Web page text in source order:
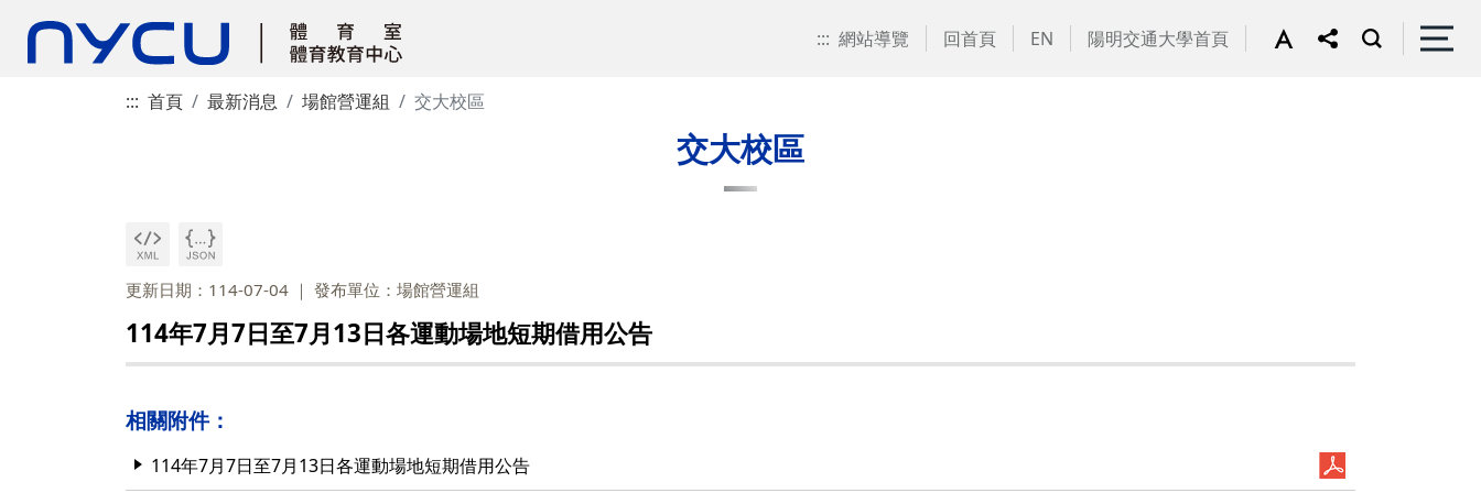
::: 網站導覽 回首頁 EN 陽明交通大學首頁
::: 首頁 最新消息 場館營運組 交大校區
交大校區
更新日期：114-07-04 發布單位：場館營運組
114年7月7日至7月13日各運動場地短期借用公告
相關附件：
114年7月7日至7月13日各運動場地短期借用公告